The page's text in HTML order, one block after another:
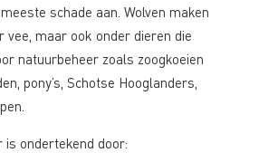
schade aan. Wolven maken
maar ook onder dieren die
natuurbeheer zoals zoogkoeien
pony’s, Schotse Hooglanders,
is ondertekend door: